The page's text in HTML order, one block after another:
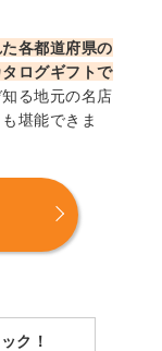
各都道府県の
ログギフトで
る地元の名店
堪能できま
ク！